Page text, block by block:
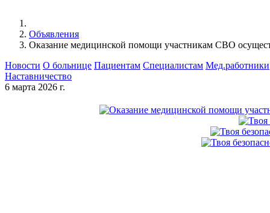
Объявления
Оказание медицинской помощи участникам СВО
Новости О больнице Пациентам Специалистам Мед.работники
Наставничество
6 марта 2026 г.